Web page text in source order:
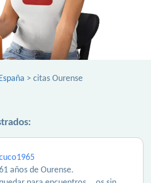
> citas Ourense
años de Ourense.